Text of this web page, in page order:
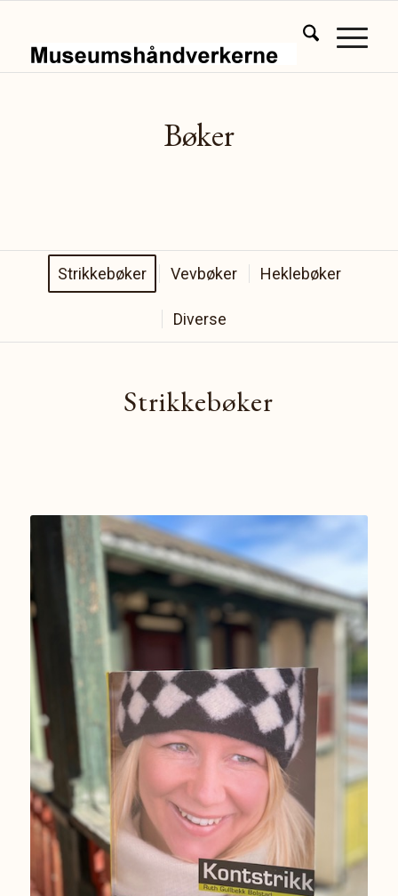
Bøker
Strikkebøker Vevbøker Heklebøker
Diverse
Strikkebøker